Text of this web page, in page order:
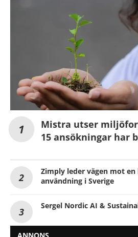
Mistra utser
15 ansökningar har
Zimply leder vägen mot
användning i Sverige
Sergel Nordic AI &